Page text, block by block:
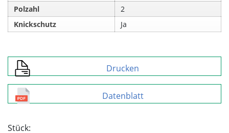
Polzahl
2
Knickschutz
Ja
Drucken
Datenblatt
Stück: